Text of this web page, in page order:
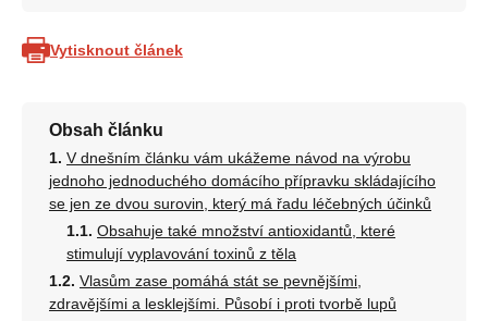
Vytisknout článek
Obsah článku
V dnešním článku vám ukážeme návod na výrobu
jednoho jednoduchého domácího přípravku skládajícího
se jen ze dvou surovin, který má řadu léčebných účinků
Obsahuje také množství antioxidantů, které
stimulují vyplavování toxinů z těla
Vlasům zase pomáhá stát se pevnějšími,
zdravějšími a lesklejšími. Působí i proti tvorbě lupů